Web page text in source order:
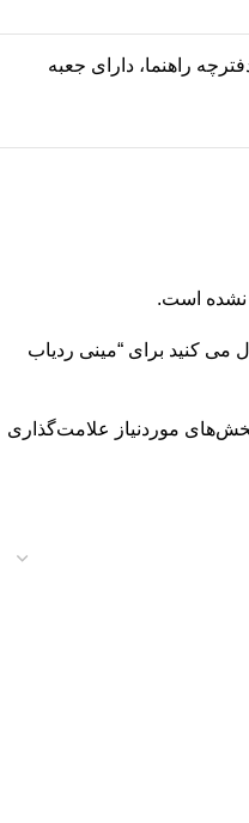
راهنما، دارای جعبه
نشده است.
می کنید برای “مینی ردیاب
موردنیاز علامت‌گذاری